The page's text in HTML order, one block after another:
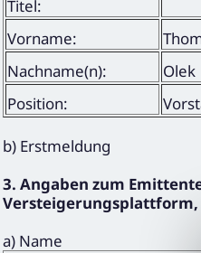
Titel:
Vorname:
Nachname(n):
Olek
Position:
b) Erstmeldung
3. Angaben zum
Versteigerungsplattform,
a) Name